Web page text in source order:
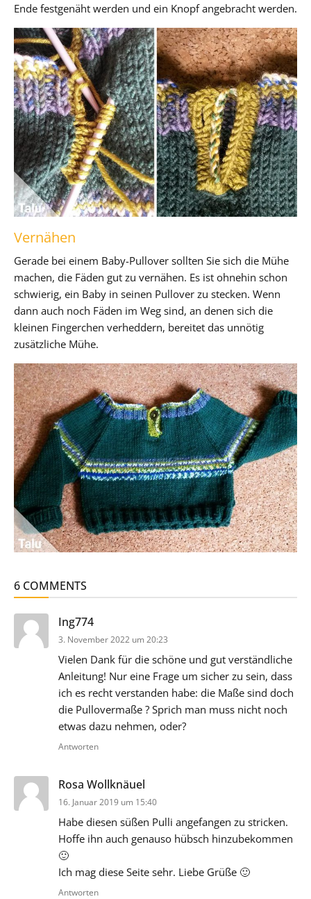
Ende festgenäht werden und ein Knopf angebracht werden.
Vernähen
Gerade bei einem Baby-Pullover sollten Sie sich die Mühe
machen, die Fäden gut zu vernähen. Es ist ohnehin schon
schwierig, ein Baby in seinen Pullover zu stecken. Wenn
dann auch noch Fäden im Weg sind, an denen sich die
kleinen Fingerchen verheddern, bereitet das unnötig
zusätzliche Mühe.
6 COMMENTS
Ing774
3. November 2022 um 20:23
Vielen Dank für die schöne und gut verständliche
Anleitung! Nur eine Frage um sicher zu sein, dass
ich es recht verstanden habe: die Maße sind doch
die Pullovermaße ? Sprich man muss nicht noch
etwas dazu nehmen, oder?
Antworten
Rosa Wollknäuel
16. Januar 2019 um 15:40
Habe diesen süßen Pulli angefangen zu stricken.
Hoffe ihn auch genauso hübsch hinzubekommen
🙂
Ich mag diese Seite sehr. Liebe Grüße 🙂
Antworten